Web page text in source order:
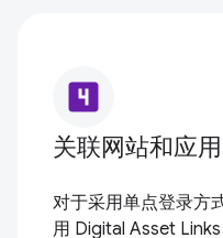
looks_4
关联网站和应用
对于采用单点登录方
用 Digital Asset